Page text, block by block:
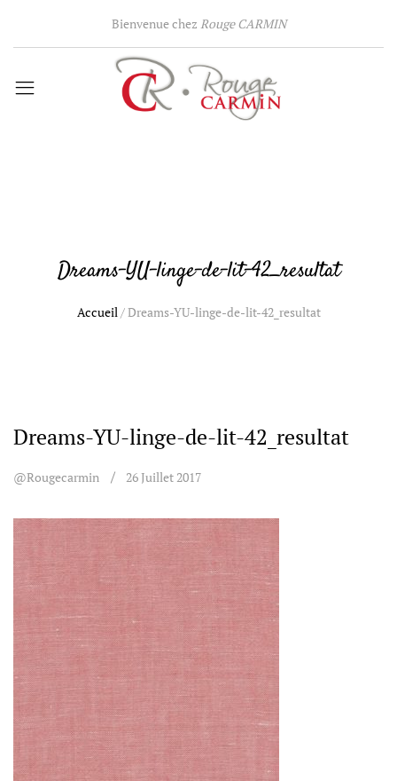
Bienvenue chez Rouge CARMIN
Dreams-YU-linge-de-lit-42_resultat
Accueil/Dreams-YU-linge-de-lit-42_resultat
Dreams-YU-linge-de-lit-42_resultat
@rougecarmin 26 Juillet 2017